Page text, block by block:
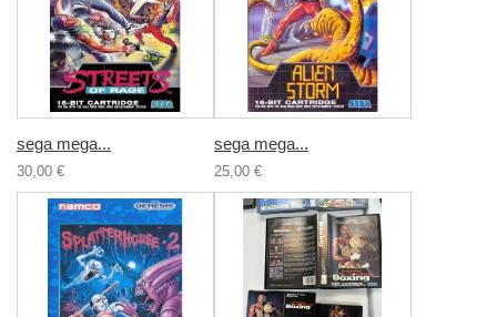
sega mega...
30,00 €
sega mega...
25,00 €